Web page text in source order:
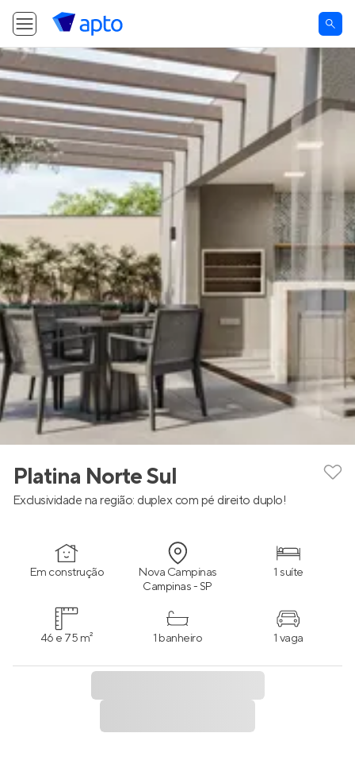
Platina Norte Sul
Exclusividade na região: duplex com pé direito duplo!
Em construção Nova Campinas
Campinas - SP
1 suíte
46 e 75 m² 1 banheiro 1 vaga